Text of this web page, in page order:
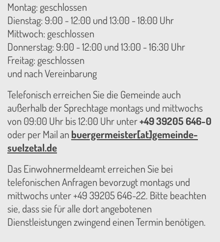
Montag: geschlossen
Dienstag: 9:00 - 12:00 und 13:00 - 18:00 Uhr
Mittwoch: geschlossen
Donnerstag: 9:00 - 12:00 und 13:00 - 16:30 Uhr
Freitag: geschlossen
und nach Vereinbarung
Telefonisch erreichen Sie die Gemeinde auch
außerhalb der Sprechtage montags und mittwochs
von 09:00 Uhr bis 12:00 Uhr unter+49 39205 646-0
oder per Mail an buergermeister[at]gemeinde-
suelzetal.de
Das Einwohnermeldeamt erreichen Sie bei
telefonischen Anfragen bevorzugt montags und
mittwochs unter +49 39205 646-22. Bitte beachten
sie, dass sie für alle dort angebotenen
Dienstleistungen zwingend einen Termin benötigen.